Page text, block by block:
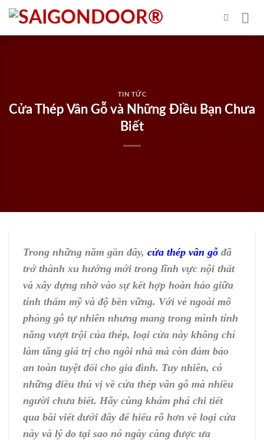
Skip
content
TIN TỨC
Cửa Thép Vân Gỗ và Những Điều Bạn Chưa
Biết
Trong những năm gần đây, cửa thép vân gỗ đã
trở thành xu hướng mới trong lĩnh vực nội thất
và xây dựng nhờ vào sự kết hợp hoàn hảo giữa
tính thẩm mỹ và độ bền vững. Với vẻ ngoài mô
phỏng gỗ tự nhiên nhưng mang trong mình tính
năng vượt trội của thép, loại cửa này không chỉ
làm tăng giá trị cho ngôi nhà mà còn đảm bảo
an toàn tuyệt đối cho gia đình. Tuy nhiên, có
những điều thú vị về cửa thép vân gỗ mà nhiều
người chưa biết. Hãy cùng khám phá chi tiết
qua bài viết dưới đây để hiểu rõ hơn về loại cửa
này và lý do tại sao nó ngày càng được ưa